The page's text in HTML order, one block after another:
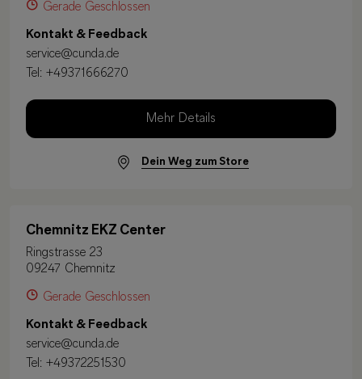
Gerade Geschlossen
Kontakt & Feedback
service@cunda.de
Tel: +49371666270
Mehr Details
Dein Weg zum Store
Chemnitz EKZ Center
Ringstrasse 23
09247 Chemnitz
Gerade Geschlossen
Kontakt & Feedback
service@cunda.de
Tel: +49372251530